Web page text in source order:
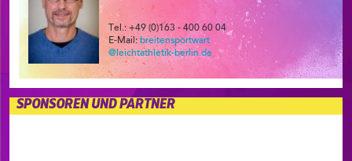
Tel.: +49 (0)163 - 400 60 04
E-Mail:breitensportwart
@leichtathletik-berlin.de
SPONSOREN UND PARTNER